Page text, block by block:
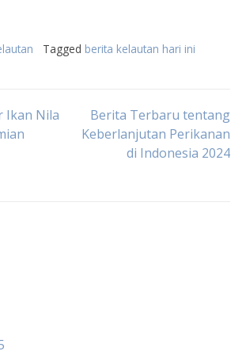
Tagged berita kelautan hari ini
Ikan Nila
Berita Terbaru tentang
Keberlanjutan Perikanan
di Indonesia 2024